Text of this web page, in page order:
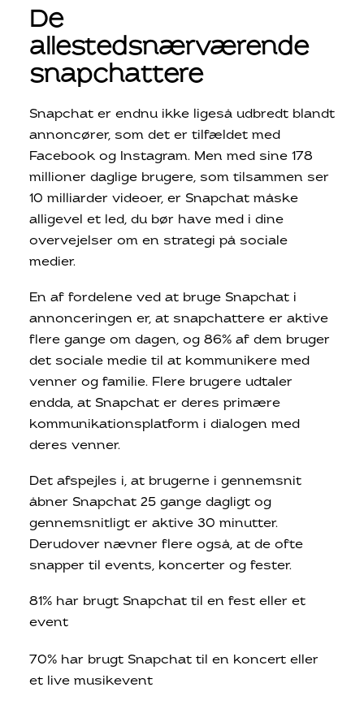
De
allestedsnærværende
snapchattere
Snapchat er endnu ikke ligeså udbredt blandt
annoncører, som det er tilfældet med
Facebook og Instagram. Men med sine 178
millioner daglige brugere, som tilsammen ser
10 milliarder videoer, er Snapchat måske
alligevel et led, du bør have med i dine
overvejelser om en strategi på sociale
medier.
En af fordelene ved at bruge Snapchat i
annonceringen er, at snapchattere er aktive
flere gange om dagen, og 86% af dem bruger
det sociale medie til at kommunikere med
venner og familie. Flere brugere udtaler
endda, at Snapchat er deres primære
kommunikationsplatform i dialogen med
deres venner.
Det afspejles i, at brugerne i gennemsnit
åbner Snapchat 25 gange dagligt og
gennemsnitligt er aktive 30 minutter.
Derudover nævner flere også, at de ofte
snapper til events, koncerter og fester.
81% har brugt Snapchat til en fest eller et
event
70% har brugt Snapchat til en koncert eller
et live musikevent